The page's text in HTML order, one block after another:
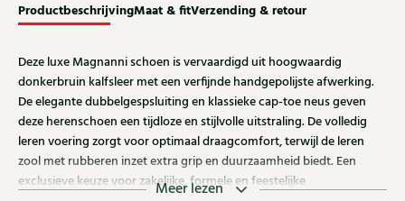
ProductbeschrijvingMaat & fitVerzending & retour
Deze luxe Magnanni schoen is vervaardigd uit hoogwaardig
donkerbruin kalfsleer met een verfijnde handgepolijste afwerking.
De elegante dubbelgespsluiting en klassieke cap-toe neus geven
deze herenschoen een tijdloze en stijlvolle uitstraling. De volledig
leren voering zorgt voor optimaal draagcomfort, terwijl de leren
zool met rubberen inzet extra grip en duurzaamheid biedt. Een
exclusieve keuze voor zakelijke, formele en feestelijke
Meer lezen